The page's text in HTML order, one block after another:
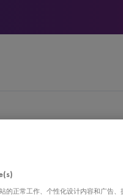
的正常工作、个性化设计内容和广告